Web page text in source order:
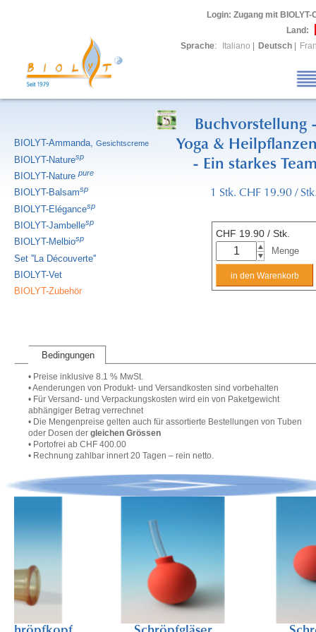
Login: Zugang mit BIOLYT-
Land:
Sprache: Italiano Deutsch
BIOLYT-Ammanda, Gesichtscreme
BIOLYT-Naturesp
BIOLYT-Naturepure
BIOLYT-Balsamsp
BIOLYT-Elégancesp
BIOLYT-Jambellesp
BIOLYT-Melbiosp
Set ''La Découverte''
BIOLYT-Vet
BIOLYT-Zubehör
Buchvorstellung
Yoga &
- Ein starkes
1 Stk. CHF 19.90 /
CHF 19.90 / Stk.
Menge
Bedingungen
• Preise inklusive 8.1 % MwSt.
• Aenderungen von Produkt- und Versandkosten sind vorbehalten
• Für Versand- und Verpackungskosten wird ein von Paketgewicht
abhängiger Betrag verrechnet
• Die Mengenpreise gelten auch für assortierte Bestellungen von Tuben
oder Dosen der gleichen Grössen
• Portofrei ab CHF 400.00
• Rechnung zahlbar innert 20 Tagen – rein netto.